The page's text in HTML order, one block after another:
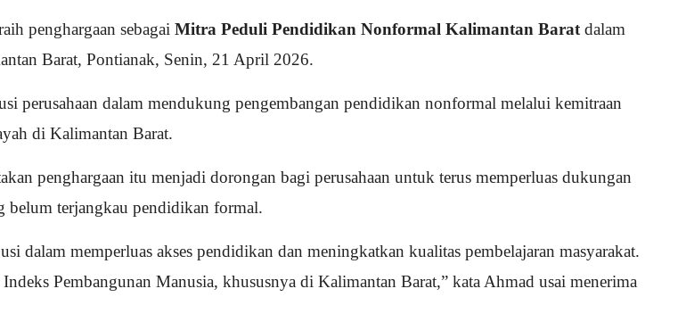
penghargaan sebagai Mitra Peduli Pendidikan Nonformal Kalimantan Barat dalam
Barat, Pontianak, Senin, 21 April 2026.
perusahaan dalam mendukung pengembangan pendidikan nonformal melalui kemitraan
di Kalimantan Barat.
penghargaan itu menjadi dorongan bagi perusahaan untuk terus memperluas dukungan
belum terjangkau pendidikan formal.
dalam memperluas akses pendidikan dan meningkatkan kualitas pembelajaran masyarakat.
Pembangunan Manusia, khususnya di Kalimantan Barat,” kata Ahmad usai menerima